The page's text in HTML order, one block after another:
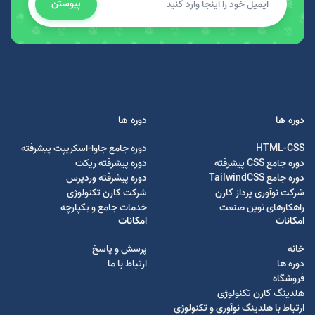
پیوستن
دوره ها
HTML-CSS
دوره جامع CSS پیشرفته
دوره جامع TailwindCSS
شرکت نوآوری پرداز کارن
راهکارهای نوین صنعت
دوره ها
دوره جامع جاوا-اسکریپت پیشرفته
دوره پیشرفته ریکت
دوره پیشرفته وردپرس
شرکت کارن تکنولوژی
خدمات جامع و یکپارچه
امکانات
خانه
دوره ها
فروشگاه
هلدینگ کارن تکنولوژی
ارتباط با هلدینگ نوآوری و تکنولوژی
امکانات
پرسش و پاسخ
ارتباط با ما